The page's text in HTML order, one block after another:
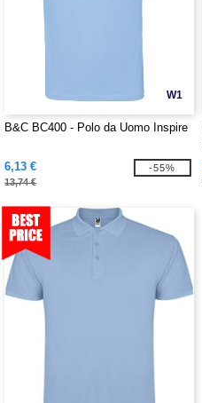
W1
B&C BC400 - Polo da Uomo Inspire
6,13 €
13,74 €
-55%